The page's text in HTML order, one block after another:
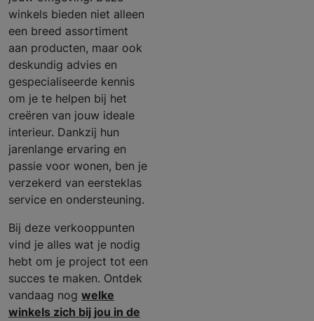
winkels bieden niet alleen
een breed assortiment
aan producten, maar ook
deskundig advies en
gespecialiseerde kennis
om je te helpen bij het
creëren van jouw ideale
interieur. Dankzij hun
jarenlange ervaring en
passie voor wonen, ben je
verzekerd van eersteklas
service en ondersteuning.
Bij deze verkooppunten
vind je alles wat je nodig
hebt om je project tot een
succes te maken. Ontdek
vandaag nog welke
winkels zich bij jou in de